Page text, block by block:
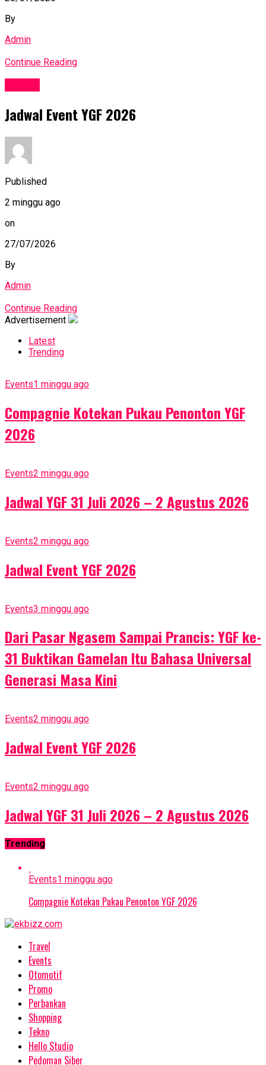
By
Admin
Continue Reading
Jadwal Event YGF 2026
Published
2 minggu ago
on
27/07/2026
By
Admin
Continue Reading
Advertisement
Latest
Trending
Events1 minggu ago
Compagnie Kotekan Pukau Penonton YGF
2026
Events2 minggu ago
Jadwal YGF 31 Juli 2026 – 2 Agustus 2026
Events2 minggu ago
Jadwal Event YGF 2026
Events3 minggu ago
Dari Pasar Ngasem Sampai Prancis: YGF ke-
31 Buktikan Gamelan Itu Bahasa Universal
Generasi Masa Kini
Events2 minggu ago
Jadwal Event YGF 2026
Events2 minggu ago
Jadwal YGF 31 Juli 2026 – 2 Agustus 2026
Trending
Events1 minggu ago
Compagnie Kotekan Pukau Penonton YGF 2026
Travel
Events
Otomotif
Promo
Perbankan
Shopping
Tekno
Hello Studio
Pedoman Siber